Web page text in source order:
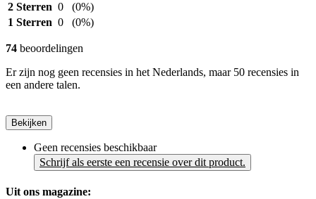
2 Sterren 0
(0%)
1 Sterren 0 (0%)
74 beoordelingen
Er zijn nog geen recensies in het Nederlands, maar 50 recensies in
een andere talen.
Bekijken
Geen recensies beschikbaar
Schrijf als eerste een recensie over dit product.
Uit ons magazine: